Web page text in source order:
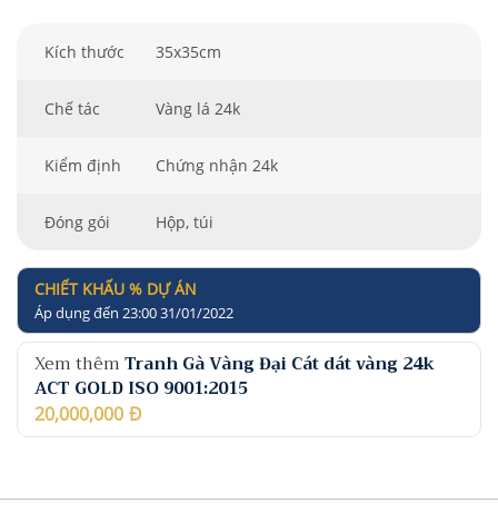
Kích thước 35x35cm
Chế tác Vàng lá 24k
Kiểm định Chứng nhận 24k
Đóng gói Hộp, túi
CHIẾT KHẤU % DỰ ÁN
Áp dụng đến 23:00 31/01/2022
Xem thêmTranh Gà Vàng Đại Cát dát vàng 24k
ACT GOLD ISO 9001:2015
20,000,000 Đ